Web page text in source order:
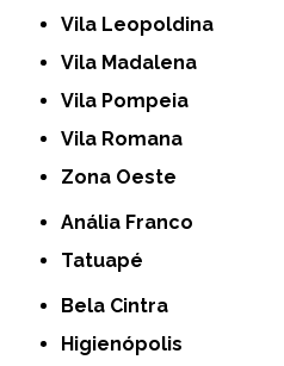
Vila Leopoldina
Vila Madalena
Vila Pompeia
Vila Romana
Zona Oeste
Anália Franco
Tatuapé
Bela Cintra
Higienópolis